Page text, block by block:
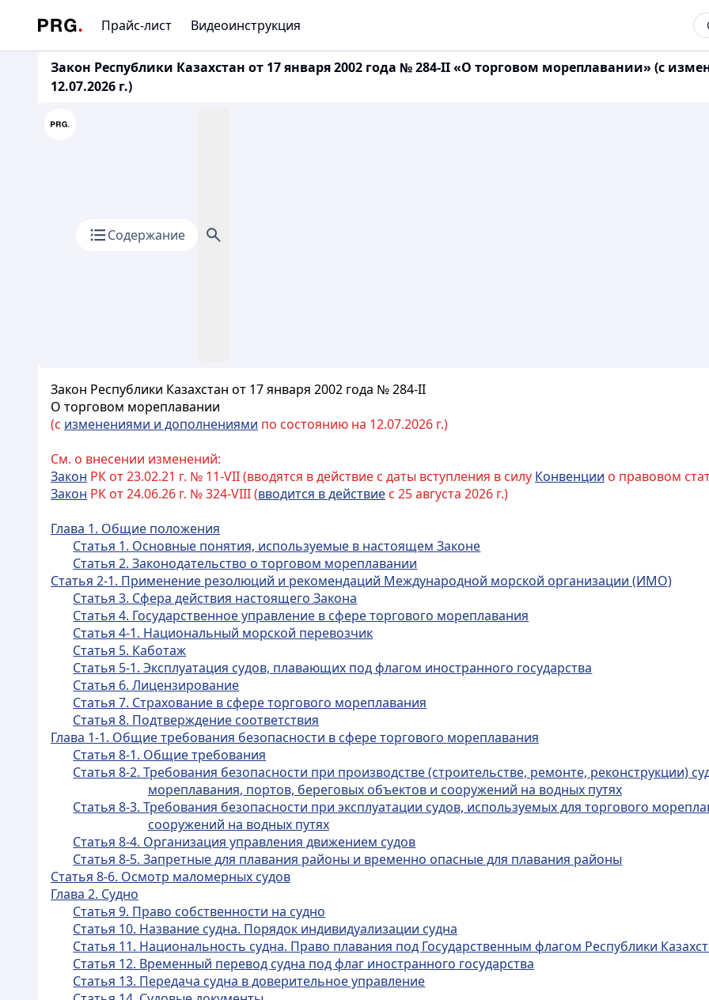
Прайс-лист Видеоинструкция
Закон Республики Казахстан от 17 января 2002 года № 284-II «О торговом мореплавании» (с
12.07.2026 г.)
Содержание
Закон Республики Казахстан от 17 января 2002 года № 284-II
О торговом мореплавании
(с изменениями и дополнениями по состоянию на 12.07.2026 г.)
См. о внесении изменений:
Закон РК от 23.02.21 г. № 11-VIІ (вводятся в действие с даты вступления в силу Конвенции о правовом
Закон РК от 24.06.26 г. № 324-VIII (вводится в действие с 25 августа 2026 г.)
Глава 1. Общие положения
Статья 1. Основные понятия, используемые в настоящем Законе
Статья 2. Законодательство о торговом мореплавании
Статья 2-1. Применение резолюций и рекомендаций Международной морской организации (ИМО)
Статья 3. Сфера действия настоящего Закона
Статья 4. Государственное управление в сфере торгового мореплавания
Статья 4-1. Национальный морской перевозчик
Статья 5. Каботаж
Статья 5-1. Эксплуатация судов, плавающих под флагом иностранного государства
Статья 6. Лицензирование
Статья 7. Страхование в сфере торгового мореплавания
Статья 8. Подтверждение соответствия
Глава 1-1. Общие требования безопасности в сфере торгового мореплавания
Статья 8-1. Общие требования
Статья 8-2. Требования безопасности при производстве (строительстве, ремонте, реконструкции)
мореплавания, портов, береговых объектов и сооружений на водных путях
Статья 8-3. Требования безопасности при эксплуатации судов, используемых для торгового
сооружений на водных путях
Статья 8-4. Организация управления движением судов
Статья 8-5. Запретные для плавания районы и временно опасные для плавания районы
Статья 8-6. Осмотр маломерных судов
Глава 2. Судно
Статья 9. Право собственности на судно
Статья 10. Название судна. Порядок индивидуализации судна
Статья 11. Национальность судна. Право плавания под Государственным флагом Республики
Статья 12. Временный перевод судна под флаг иностранного государства
Статья 13. Передача судна в доверительное управление